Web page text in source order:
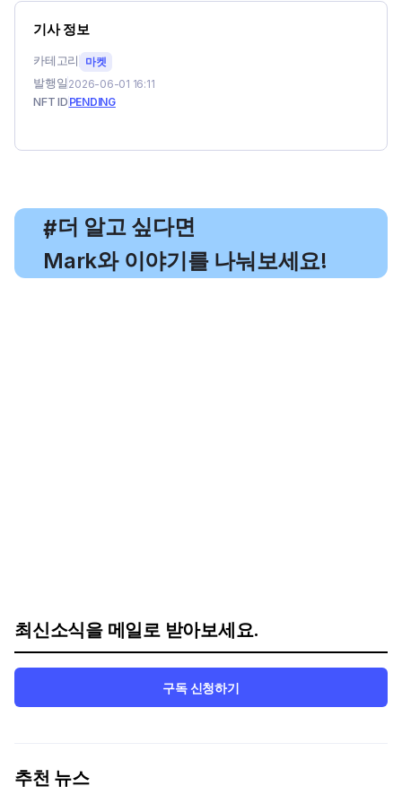
기사 정보
카테고리 마켓
발행일 2026-06-01 16:11
NFT ID PENDING
#
, 더 알고 싶다면
Mark와 이야기를 나눠보세요!
최신소식을 메일로 받아보세요.
구독 신청하기
추천 뉴스